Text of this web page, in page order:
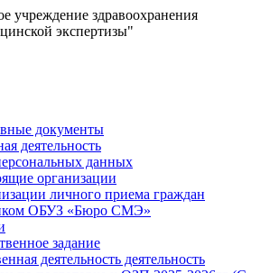
учреждение здравоохранения
экспертизы"
документы
деятельность
данных
организации
личного приема граждан
ОБУЗ «Бюро СМЭ»
задание
деятельность деятельность